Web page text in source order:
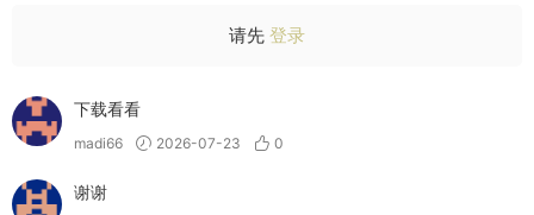
请先 登录
下载看看
madi66 2026-07-23 0
谢谢